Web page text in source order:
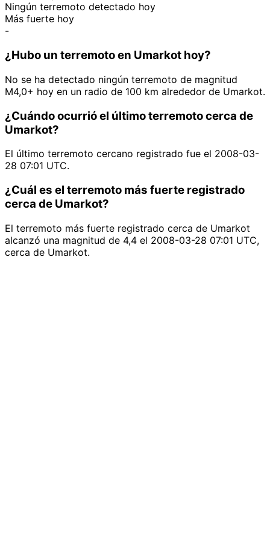
Ningún terremoto detectado hoy
Más fuerte hoy
-
¿Hubo un terremoto en Umarkot hoy?
No se ha detectado ningún terremoto de magnitud
M4,0+ hoy en un radio de 100 km alrededor de Umarkot.
¿Cuándo ocurrió el último terremoto cerca de
Umarkot?
El último terremoto cercano registrado fue el 2008-03-
28 07:01 UTC.
¿Cuál es el terremoto más fuerte registrado
cerca de Umarkot?
El terremoto más fuerte registrado cerca de Umarkot
alcanzó una magnitud de 4,4 el 2008-03-28 07:01 UTC,
cerca de Umarkot.